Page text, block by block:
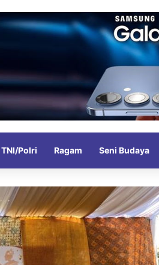
TNI/Polri Ragam Seni Budaya